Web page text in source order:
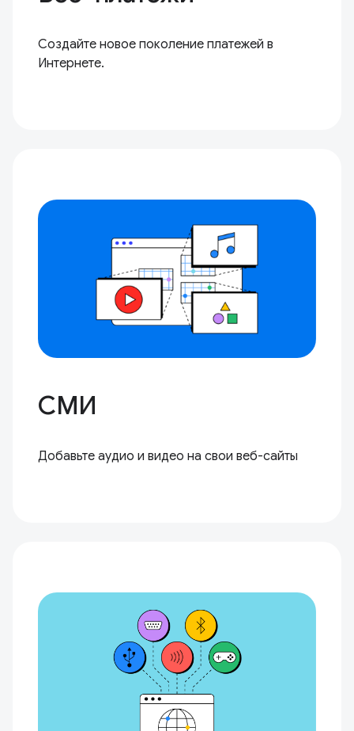
Создайте новое поколение платежей в
Интернете.
СМИ
Добавьте аудио и видео на свои веб-сайты